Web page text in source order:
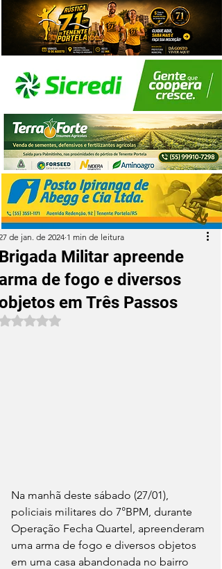
Militar apreende
de fogo e diversos
em Três Passos
de jan. de 2024 1 min de leitura
Avaliado com NaN de 5 estrelas.
Na manhã deste sábado (27/01),
policiais militares do 7°BPM, durante
Operação Fecha Quartel, apreenderam
uma arma de fogo e diversos objetos
em uma casa abandonada no bairro